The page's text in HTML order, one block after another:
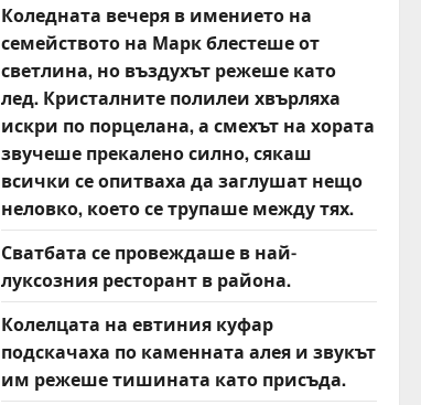
Коледната вечеря в имението на
семейството на Марк блестеше от
светлина, но въздухът режеше като
лед. Кристалните полилеи хвърляха
искри по порцелана, а смехът на хората
звучеше прекалено силно, сякаш
всички се опитваха да заглушат нещо
неловко, което се трупаше между тях.
Сватбата се провеждаше в най-
луксозния ресторант в района.
Колелцата на евтиния куфар
подскачаха по каменната алея и звукът
им режеше тишината като присъда.